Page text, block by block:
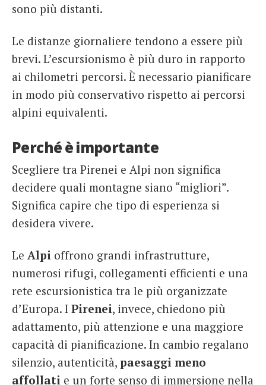
sono più distanti.
Le distanze giornaliere tendono a essere più
brevi. L’escursionismo è più duro in rapporto
ai chilometri percorsi. È necessario pianificare
in modo più conservativo rispetto ai percorsi
alpini equivalenti.
Perché è importante
Scegliere tra Pirenei e Alpi non significa
decidere quali montagne siano “migliori”.
Significa capire che tipo di esperienza si
desidera vivere.
Le Alpi offrono grandi infrastrutture,
numerosi rifugi, collegamenti efficienti e una
rete escursionistica tra le più organizzate
d’Europa. I Pirenei, invece, chiedono più
adattamento, più attenzione e una maggiore
capacità di pianificazione. In cambio regalano
silenzio, autenticità, paesaggi meno
affollati e un forte senso di immersione nella